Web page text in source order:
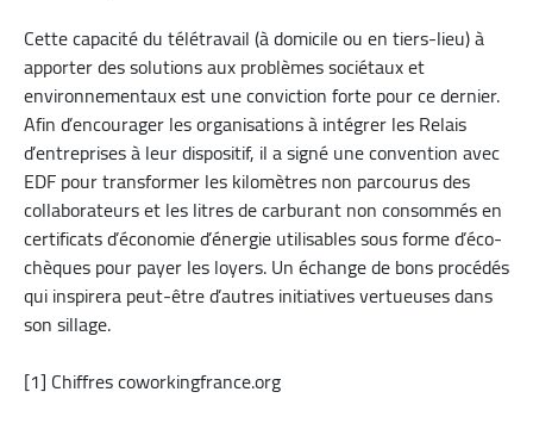
Cette capacité du télétravail (à domicile ou en tiers-lieu) à
apporter des solutions aux problèmes sociétaux et
environnementaux est une conviction forte pour ce dernier.
Afin d’encourager les organisations à intégrer les Relais
d’entreprises à leur dispositif, il a signé une convention avec
EDF pour transformer les kilomètres non parcourus des
collaborateurs et les litres de carburant non consommés en
certificats d’économie d’énergie utilisables sous forme d’éco-
chèques pour payer les loyers. Un échange de bons procédés
qui inspirera peut-être d’autres initiatives vertueuses dans
son sillage.
[1] Chiffres coworkingfrance.org